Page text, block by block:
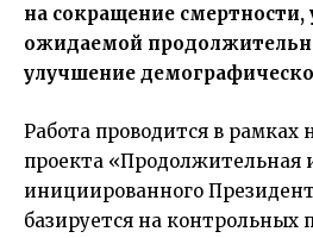
на сокращение смертности,
ожидаемой
улучшение
Работа проводится в рамках
проекта «Продолжительная
инициированного
базируется на контрольных